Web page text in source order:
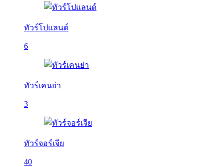
ทัวร์โปแลนด์
6
ทัวร์เคนย่า
3
ทัวร์จอร์เจีย
40